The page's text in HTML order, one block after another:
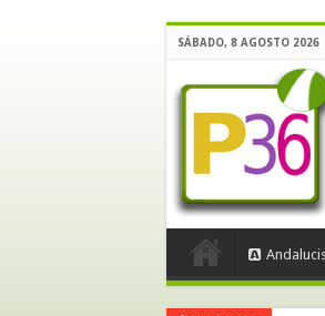
SÁBADO, 8 AGOSTO 2026